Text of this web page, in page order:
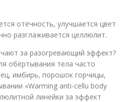
отёчность, улучшается цвет
разглаживается целлюлит.
за разогревающий эффект?
обёртывания тела часто
имбирь, порошок горчицы,
«Warming anti-cellu body
линейки за эффект